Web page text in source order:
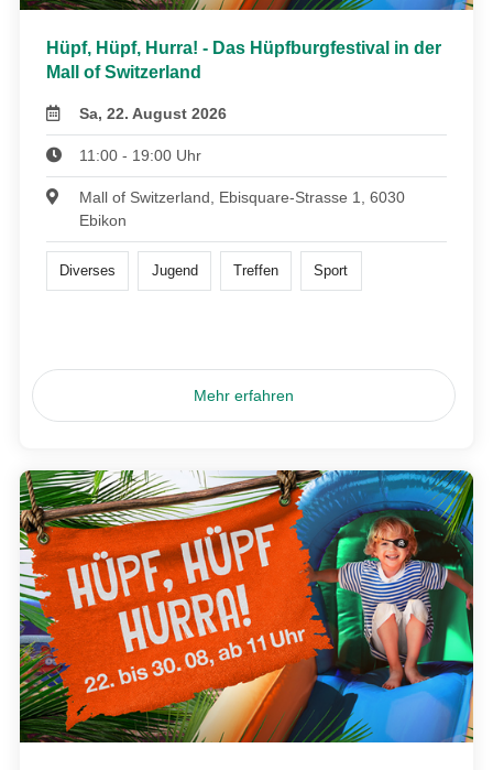
Hüpf, Hüpf, Hurra! - Das Hüpfburgfestival in der
Mall of Switzerland
Sa, 22. August 2026
11:00 - 19:00 Uhr
Mall of Switzerland, Ebisquare-Strasse 1, 6030
Ebikon
Diverses Jugend Treffen Sport
Mehr erfahren